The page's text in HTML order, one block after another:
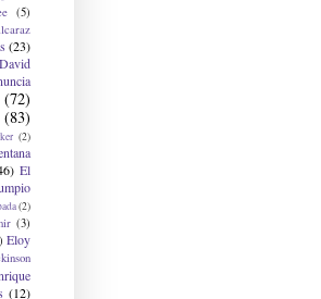
(5)
(23)
David
(72)
(83)
(2)
El
(2)
(3)
Eloy
(12)